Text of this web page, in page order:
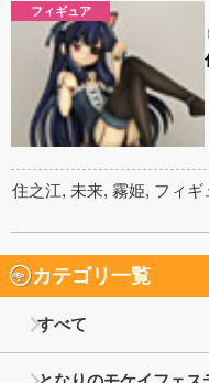
フィギュア
住之江, 未来, 霧姫, フィギ
カテゴリ一覧
すべて